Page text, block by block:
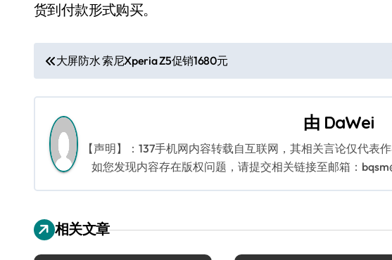
货到付款形式购买。
文
章
导
航
大屏防水 索尼Xperia Z5促销1680元
由 DaWei
【声明】：137手机网内容转载自互联网，其相关言论仅代表
如您发现内容存在版权问题，请提交相关链接至邮箱：
相关文章